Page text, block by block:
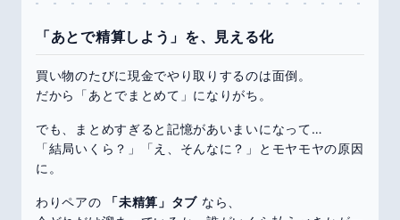
「あとで精算しよう」を、見える化
買い物のたびに現金でやり取りするのは面倒。
だから「あとでまとめて」になりがち。
でも、まとめすぎると記憶があいまいになって…
「結局いくら？」「え、そんなに？」とモヤモヤの原因
に。
わりペアの 「未精算」タブ なら、